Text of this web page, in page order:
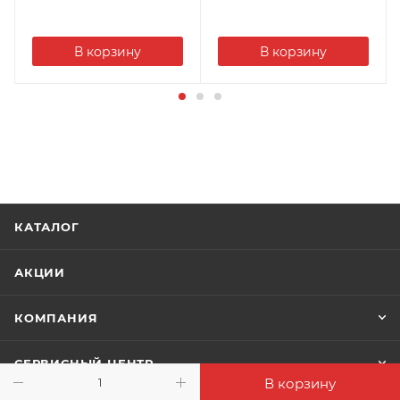
В корзину
В корзину В корзину
КАТАЛОГ
АКЦИИ
КОМПАНИЯ
СЕРВИСНЫЙ ЦЕНТР